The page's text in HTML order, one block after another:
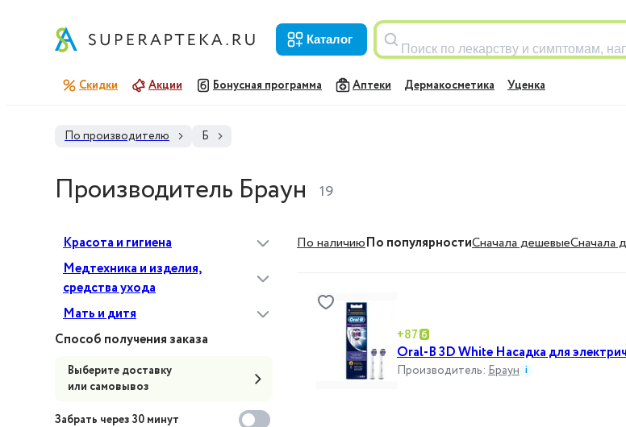
каталог
Поиск по лекарству и симптомам,
Скидки Акции Бонусная программа Аптеки Дермакосметика Уценка
По производителю Б
Производитель Браун 19
Красота и гигиена
Медтехника и изделия,
средства ухода
Мать и дитя
Способ получения заказа
Выберите доставку
или самовывоз
Забрать через 30 минут
По наличию По популярностиCначала дешевыеCначала
+87
Oral-B 3D White Насадка для
Производитель : Браун i